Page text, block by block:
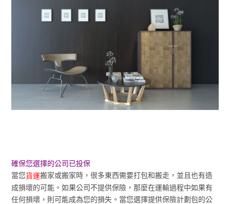
確保您選擇的公司已投保
當您貨運搬家或搬家時，很多東西需要打包和搬走，並且也有造
成損壞的可能。如果公司不提供保險，那麼在運輸過程中如果有
任何損壞，則可能成為您的損失。當您選擇提供保險計劃包的公